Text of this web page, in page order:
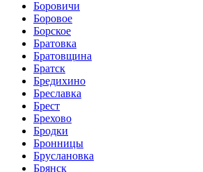
Боровичи
Боровое
Борское
Братовка
Братовщина
Братск
Бредихино
Бреславка
Брест
Брехово
Бродки
Бронницы
Бруслановка
Брянск